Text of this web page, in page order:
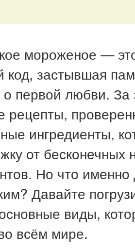
мороженое —
код, застывшая
о первой любви. За
рецепты,
ингредиенты,
от бесконечных
Но что
Давайте
виды,
всём мире.